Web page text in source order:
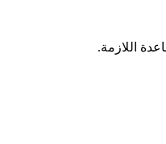
اللازمة.